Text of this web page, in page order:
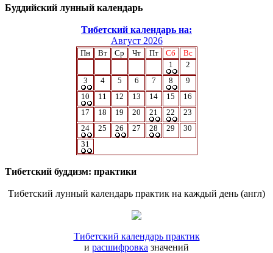
Буддийский лунный календарь
Тибетский календарь на:
Август 2026
Пн Вт Ср Чт Пт Сб
Вс
1
2
3
4 5 6 7 8
9
10
11 12 13 14 15
16
17
18 19 20 21 22
23
24
25 26 27 28 29
30
31
Тибетский буддизм: практики
Тибетский лунный календарь практик на каждый день (англ)
Тибетский календарь практик
и расшифровка значений